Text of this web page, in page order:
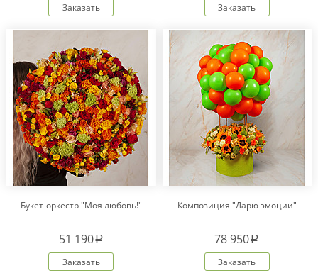
Заказать Заказать
Букет-оркестр "Моя любовь!"
51 190a
Заказать
Композиция "Дарю эмоции"
78 950a
Заказать